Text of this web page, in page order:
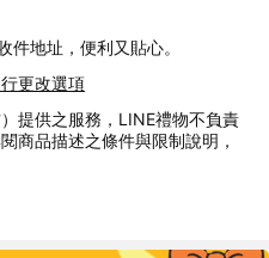
地址，便利又貼心。
更改選項
提供之服務，LINE禮物不負責
商品描述之條件與限制說明，